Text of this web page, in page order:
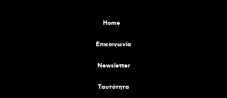
Home
Επικοινωνία
Newsletter
Tαυτότητα